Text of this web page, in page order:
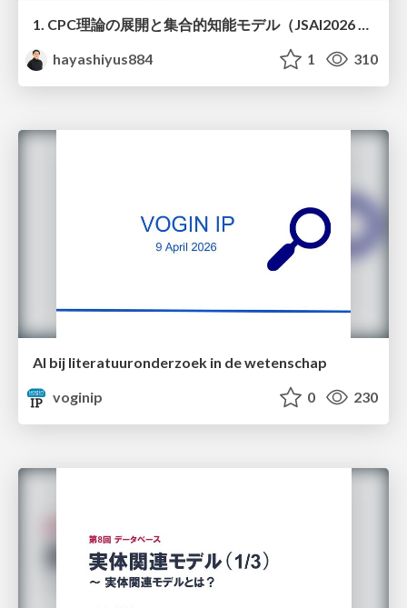
hayashiyus884
1 310
AI bij literatuuronderzoek in de wetenschap
voginip
0 230